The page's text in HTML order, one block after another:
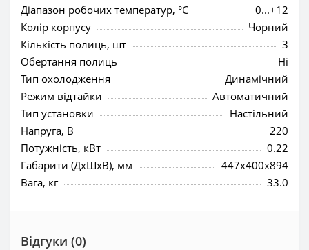
Діапазон робочих температур, °C
0...+12
Колір корпусу
Чорний
Кількість полиць, шт
3
Обертання полиць
Ні
Тип охолодження
Динамічний
Режим відтайки
Автоматичний
Тип установки
Настільний
Напруга, В
220
Потужність, кВт
0.22
Габарити (ДхШхВ), мм
447x400x894
Вага, кг
33.0
Відгуки (0)